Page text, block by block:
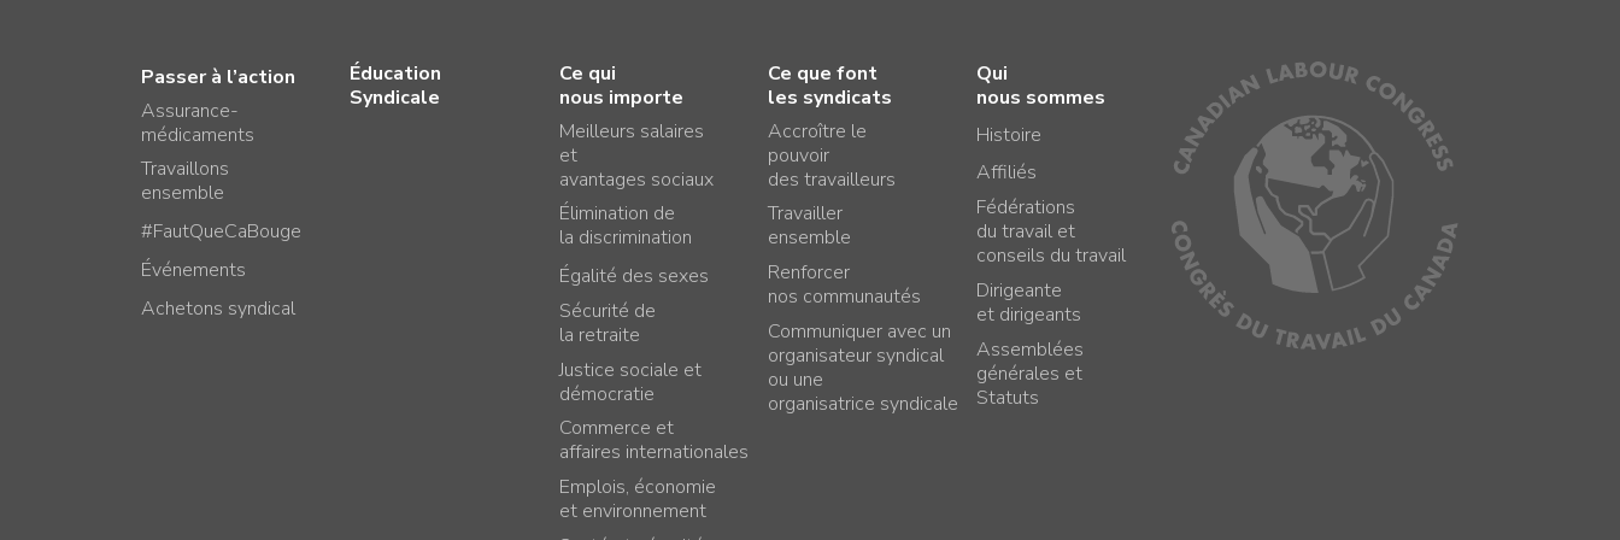
Passer à l’action
Assurance-
médicaments
Travaillons
ensemble
#FautQueCaBouge
Événements
Achetons syndical
Éducation
Syndicale
Ce qui
nous importe
Meilleurs salaires
et
avantages sociaux
Élimination de
la discrimination
Égalité des sexes
Sécurité de
la retraite
Justice sociale et
démocratie
Commerce et
affaires internationales
Emplois, économie
et environnement
Ce que font
les syndicats
Accroître le
pouvoir
des travailleurs
Travailler
ensemble
Renforcer
nos communautés
Communiquer avec un
organisateur syndical
ou une
organisatrice syndicale
Qui
nous sommes
Histoire
Affiliés
Fédérations
du travail et
conseils du travail
Dirigeante
et dirigeants
Assemblées
générales et
Statuts